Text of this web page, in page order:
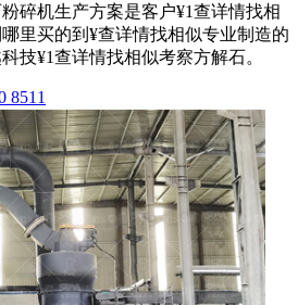
碎机生产方案是客户¥1查详情找相
里买的到¥查详情找相似专业制造的
技¥1查详情找相似考察方解石。
8511